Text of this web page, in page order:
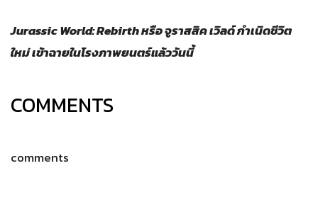
Jurassic World: Rebirth หรือ จูราสสิค เวิลด์ กำเนิดชีวิต
ใหม่ เข้าฉายในโรงภาพยนตร์แล้ววันนี้
COMMENTS
comments